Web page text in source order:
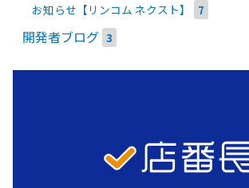
お知らせ【リンコム ネクスト】 7
開発者ブログ 3